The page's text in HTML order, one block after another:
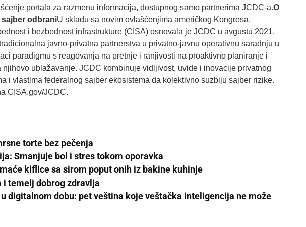
portala za razmenu informacija, dostupnog samo partnerima JCDC-a.O
odbraniU skladu sa novim ovlašćenjima američkog Kongresa,
i bezbednost infrastrukture (CISA) osnovala je JCDC u avgustu 2021.
javno-privatna partnerstva u privatno-javnu operativnu saradnju u
paradigmu s reagovanja na pretnje i ranjivosti na proaktivno planiranje i
njihovo ublažavanje. JCDC kombinuje vidljivost, uvide i inovacije privatnog
i vlastima federalnog sajber ekosistema da kolektivno suzbiju sajber rizike.
CISA.gov/JCDC.
torte bez pečenja
Smanjuje bol i stres tokom oporavka
kiflice sa sirom poput onih iz bakine kuhinje
i temelj dobrog zdravlja
digitalnom dobu: pet veština koje veštačka inteligencija ne može